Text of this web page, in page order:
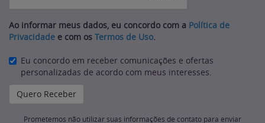
Ao informar meus dados, eu concordo com a Política de
Privacidade e com os Termos de Uso.
Eu concordo em receber comunicações e ofertas
personalizadas de acordo com meus interesses.
Prometemos não utilizar suas informações de contato para enviar